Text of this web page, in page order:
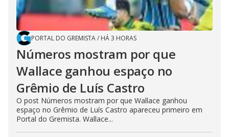
PORTAL DO GREMISTA/ HÁ 3 HORAS
Números mostram por que
Wallace ganhou espaço no
Grêmio de Luís Castro
O post Números mostram por que Wallace ganhou
espaço no Grêmio de Luís Castro apareceu primeiro em
Portal do Gremista. Wallace...